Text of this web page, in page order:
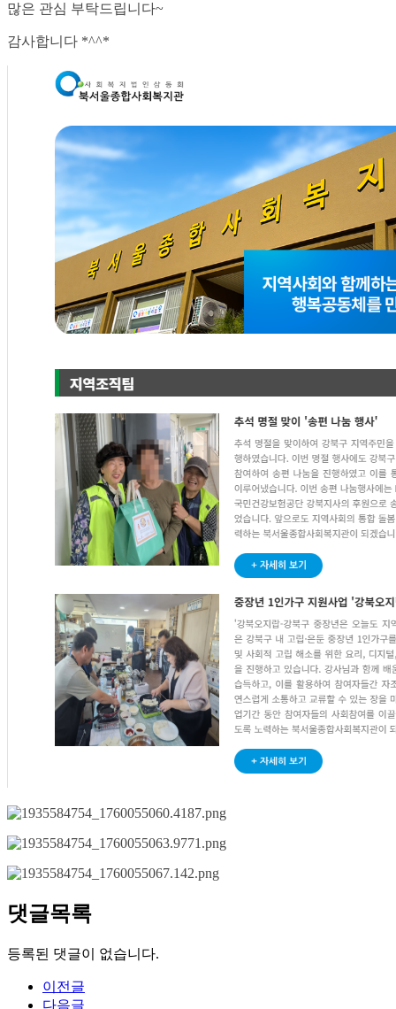
많은 관심 부탁드립니다~
감사합니다 *^^*
댓글목록
등록된 댓글이 없습니다.
이전글
다음글